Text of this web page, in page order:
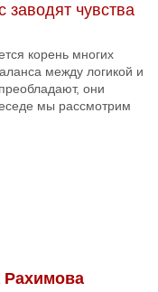
чувства
корень многих
между логикой и
они
мы рассмотрим
Рахимова